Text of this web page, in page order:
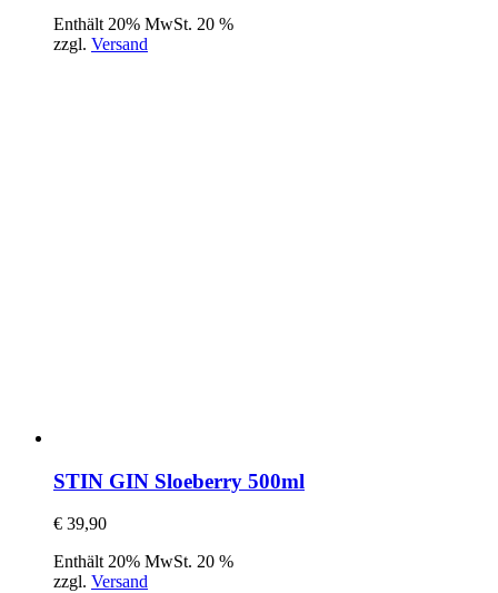
Enthält 20% MwSt. 20 %
zzgl. Versand
STIN GIN Sloeberry 500ml
€ 39,90
Enthält 20% MwSt. 20 %
zzgl. Versand